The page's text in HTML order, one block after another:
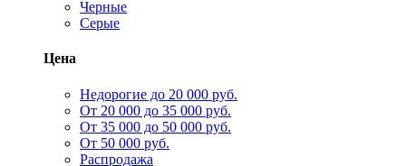
Черные
Серые
Цена
Недорогие до 20 000 руб.
От 20 000 до 35 000 руб.
От 35 000 до 50 000 руб.
От 50 000 руб.
Распродажа